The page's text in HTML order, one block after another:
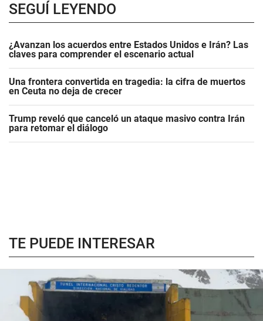
SEGUÍ LEYENDO
¿Avanzan los acuerdos entre Estados Unidos e Irán? Las
claves para comprender el escenario actual
Una frontera convertida en tragedia: la cifra de muertos
en Ceuta no deja de crecer
Trump reveló que canceló un ataque masivo contra Irán
para retomar el diálogo
TE PUEDE INTERESAR